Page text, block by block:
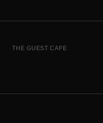
THE GUEST CAFE